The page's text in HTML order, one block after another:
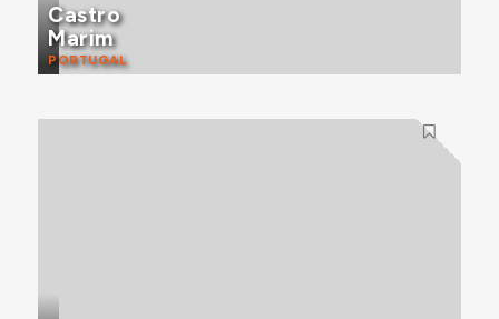
Castro
Marim
PORTUGAL